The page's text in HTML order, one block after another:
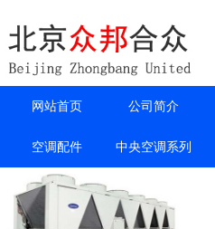
网站首页 公司简介
空调配件 中央空调系列